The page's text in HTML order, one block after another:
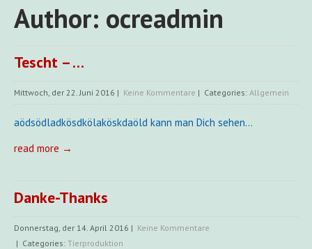
Author: ocreadmin
Tescht – …
Mittwoch, der 22. Juni 2016 | Keine Kommentare | Categories: Allgemein
aödsödladkösdkölaköskdaöld kann man Dich sehen…
read more →
Danke-Thanks
Donnerstag, der 14. April 2016 | Keine Kommentare
| Categories: Tierproduktion